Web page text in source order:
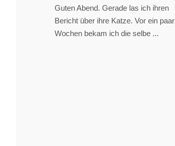
Guten Abend. Gerade las ich ihren
Bericht über ihre Katze. Vor ein paar
Wochen bekam ich die selbe ...